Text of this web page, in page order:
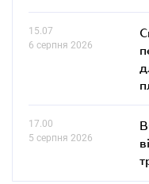
15.07
6 серпня 2026
17.00
5 серпня 2026